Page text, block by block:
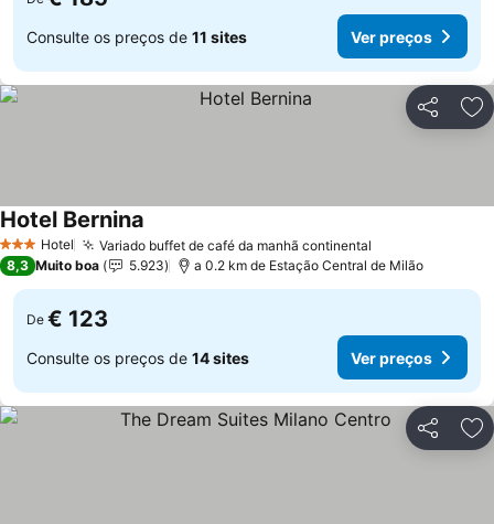
Consulte os preços de 11 sites Ver preços
Partilhar
3 EstrelasHotel Variado buffet de café da manhã continental
Hotel Bernina
8,3 Muito boa 5.923 a 0.2 km de Estação Central de Milão
De € 123
Consulte os preços de 14 sites Ver preços
Partilhar